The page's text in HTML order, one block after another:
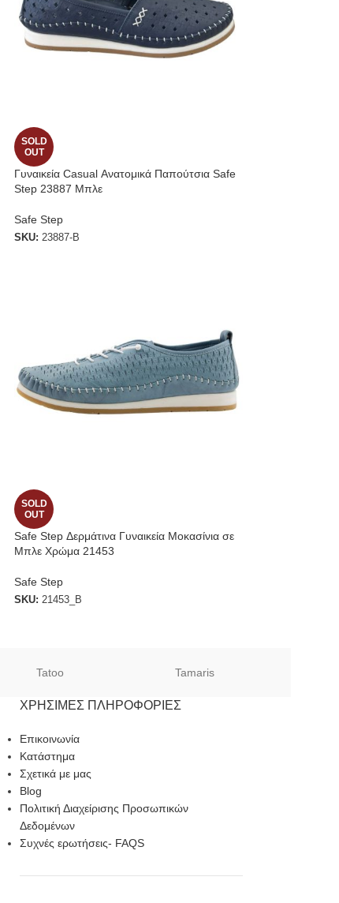
SOLD
OUT
Γυναικεία Casual Ανατομικά Παπούτσια Safe
Step 23887 Μπλε
Safe Step
SKU:23887-B
SOLD
OUT
Safe Step Δερμάτινα Γυναικεία Μοκασίνια σε
Μπλε Χρώμα 21453
Safe Step
SKU:21453_Β
Tatoo Tamaris
ΧΡΉΣΙΜΕΣ ΠΛΗΡΟΦΟΡΊΕΣ
Επικοινωνία
Κατάστημα
Σχετικά με μας
Blog
Πολιτική Διαχείρισης Προσωπικών
Δεδομένων
Συχνές ερωτήσεις- FAQS